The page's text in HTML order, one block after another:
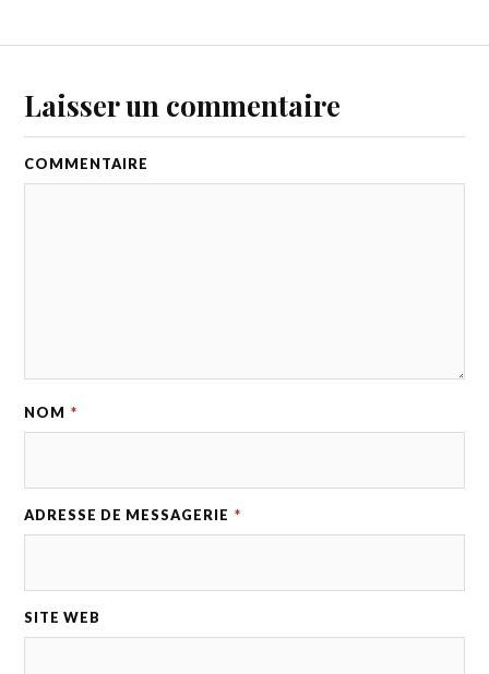
Laisser un commentaire
COMMENTAIRE
NOM *
ADRESSE DE MESSAGERIE *
SITE WEB